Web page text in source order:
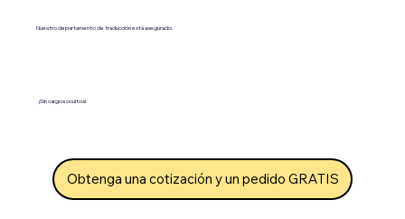
Nuestro departamento de traducción está asegurado.
¡Sin cargos ocultos!
Obtenga una cotización y un pedido GRATIS